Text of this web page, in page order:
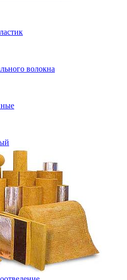
волокна